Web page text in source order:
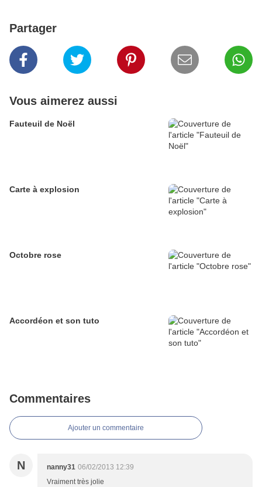
Partager
Vous aimerez aussi
Fauteuil de Noël
Carte à explosion
Octobre rose
Accordéon et son tuto
Commentaires
Ajouter un commentaire
N nanny31 06/02/2013 12:39
Vraiment très jolie